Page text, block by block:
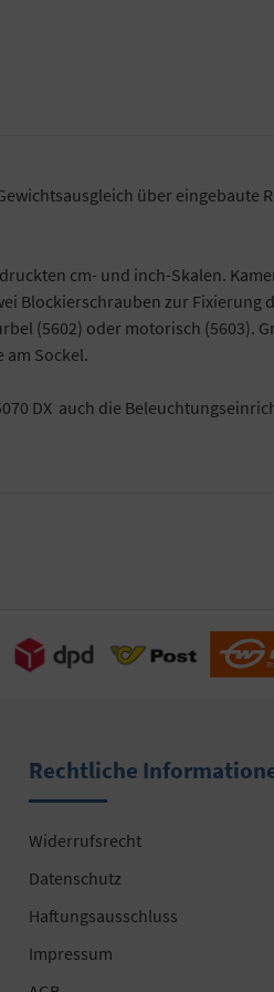
über eingebaute
cm- und inch-Skalen.
Blockierschrauben zur
(5602) oder motorisch (5603).
am Sockel.
DX auch die
Rechtliche
Widerrufsrecht
Datenschutz
Haftungsausschluss
Impressum